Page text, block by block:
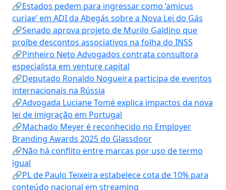
🔗Estados pedem para ingressar como ‘amicus
curiae’ em ADI da Abegás sobre a Nova Lei do Gás
🔗Senado aprova projeto de Murilo Galdino que
proíbe descontos associativos na folha do INSS
🔗Pinheiro Neto Advogados contrata consultora
especialista em venture capital
🔗Deputado Ronaldo Nogueira participa de eventos
internacionais na Rússia
🔗Advogada Luciane Tomé explica impactos da nova
lei de imigração em Portugal
🔗Machado Meyer é reconhecido no Employer
Branding Awards 2025 do Glassdoor
🔗Não há conflito entre marcas por uso de termo
igual
🔗PL de Paulo Teixeira estabelece cota de 10% para
conteúdo nacional em streaming